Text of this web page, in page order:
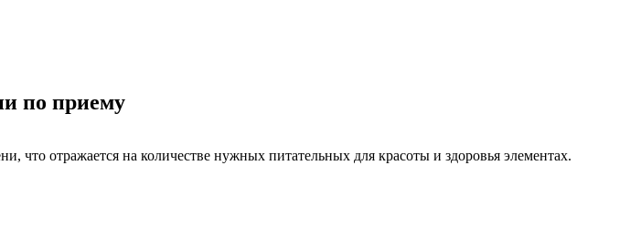
по приему
отражается на количестве нужных питательных для красоты и здоровья элементах.